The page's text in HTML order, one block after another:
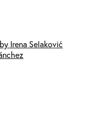
Irena Selaković